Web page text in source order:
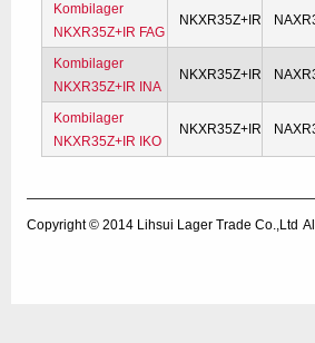
Kombilager
NKXR35Z+IR FAG
NKXR35Z+IR
Kombilager
NKXR35Z+IR INA
NKXR35Z+IR
Kombilager
NKXR35Z+IR IKO
NKXR35Z+IR
Copyright © 2014 Lihsui Lager Trade Co.,Ltd